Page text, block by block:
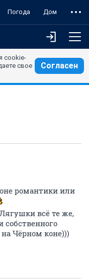
Погода Дом
cookie-
свое
Согласен
романтики или
всё те же,
Чёрном коне)))